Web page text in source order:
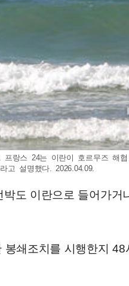
랑스 24는 이란이 호르무즈 해
고 설명했다. 2026.04.09.
도 이란으로 들어가거
쇄조치를 시행한지